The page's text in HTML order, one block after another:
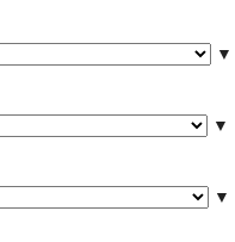
▼
▼
▼